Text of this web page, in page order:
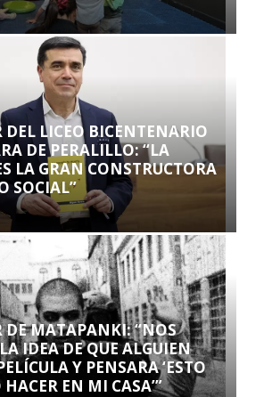
DEL LICEO BICENTENARIO
DE PERALILLO: “LA
LA GRAN CONSTRUCTORA
SOCIAL”
DE MATAPANKI: “NOS
IDEA DE QUE ALGUIEN
Y PENSARA ‘ESTO
EN MI CASA’”